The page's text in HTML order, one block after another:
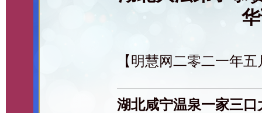
【明慧网二零二一年
湖北咸宁温泉一家三